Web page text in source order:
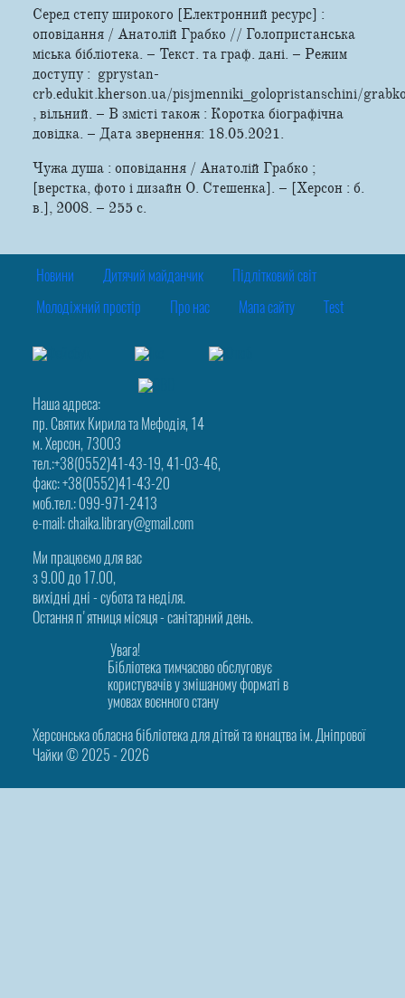
Серед степу широкого [Електронний ресурс] :
оповідання / Анатолій Грабко // Голопристанська
міська бібліотека. – Текст. та граф. дані. – Режим
доступу : gprystan-
crb.edukit.kherson.ua/pisjmenniki_golopristanschini/
, вільний. – В змісті також : Коротка біографічна
довідка. – Дата звернення: 18.05.2021.
Чужа душа : оповідання / Анатолій Грабко ;
[верстка, фото і дизайн О. Стешенка]. – [Херсон : б.
в.], 2008. – 255 с.
Новини Дитячий майданчик Підлітковий світ
Молодіжний простір Про нас Мапа сайту Test
Наша адреса:
пр. Святих Кирила та Мефодія, 14
м. Херсон, 73003
тел.:+38(0552)41-43-19, 41-03-46,
факс: +38(0552)41-43-20
моб.тел.: 099-971-2413
e-mail: chaika.library@gmail.com
Ми працюємо для вас
з 9.00 до 17.00,
вихідні дні - субота та неділя.
Остання п'ятниця місяця - санітарний день.
Увага!
Бібліотека тимчасово обслуговує
користувачів у змішаному форматі в
умовах воєнного стану
Херсонська обласна бібліотека для дітей та юнацтва ім. Дніпрової
Чайки © 2025 ‑ 2026